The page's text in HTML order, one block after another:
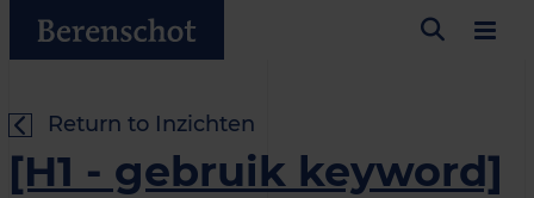
Return to Inzichten
[H1 - gebruik keyword]